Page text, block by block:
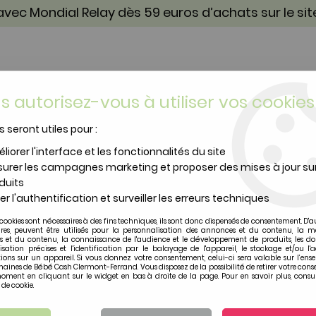
Mondial Relay dès 59 euros d’achats sur le
TOILETTE & SOIN PUÉRICULTURE
Chamalo, Les Pachats,
Moulin Roty -
Soyez le premier à donner
autorisez-vous à utiliser vos
seront utiles pour :
l'interface et les fonctionnalités du site
les campagnes marketing et proposer des mises à jour
l'authentification et surveiller les erreurs techniques
sont nécessaires à des fins techniques, ils sont donc dispensés de consentement.
peuvent être utilisés pour la personnalisation des annonces et du contenu, la
et du contenu, la connaissance de l'audience et le développement de produits, les
précises et l'identification par le balayage de l'appareil, le stockage et/ou
sur un appareil. Si vous donnez votre consentement, celui-ci sera valable sur
de Bébé Cash Clermont-Ferrand. Vous disposez de la possibilité de retirer votre
en cliquant sur le widget en bas à droite de la page. Pour en savoir plus,
cookie.